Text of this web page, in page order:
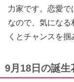
力家です。恋愛で
なので、気になる
くとチャンスを掴
9月18日の誕